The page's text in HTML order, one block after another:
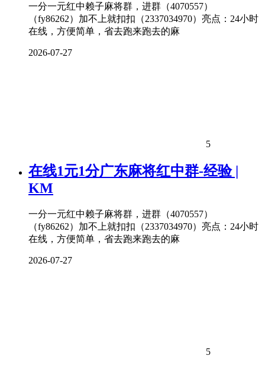
一分一元红中赖子麻将群，进群（4070557）
（fy86262）加不上就扣扣（2337034970）亮点：24小时
在线，方便简单，省去跑来跑去的麻
2026-07-27
5
在线1元1分广东麻将红中群-经验 |
KM
一分一元红中赖子麻将群，进群（4070557）
（fy86262）加不上就扣扣（2337034970）亮点：24小时
在线，方便简单，省去跑来跑去的麻
2026-07-27
5